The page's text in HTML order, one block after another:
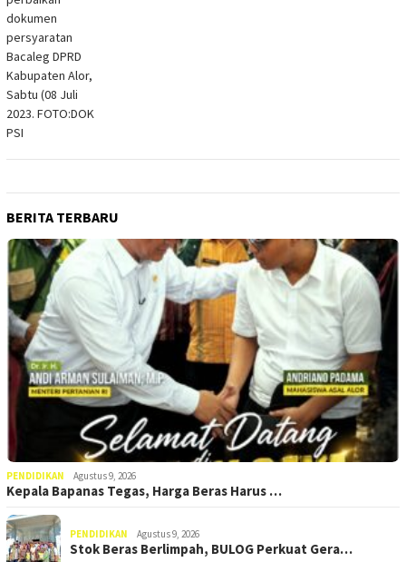
BERITA TERBARU
PENDIDIKAN Agustus 9, 2026
Kepala Bapanas Tegas, Harga Beras Harus …
PENDIDIKAN Agustus 9, 2026
Stok Beras Berlimpah, BULOG Perkuat Gera…